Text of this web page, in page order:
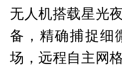
无人机搭载星光
备，精确捕捉细
场，远程自主网